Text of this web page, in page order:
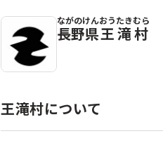
王滝村のふるさと納税返礼品一覧
長野県
ながのけん
王滝村
おうたきむら
王滝村について